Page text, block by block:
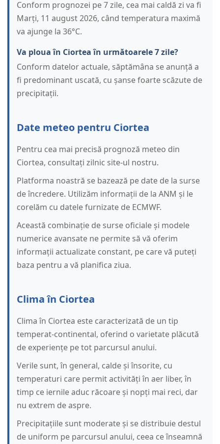
Conform prognozei pe 7 zile, cea mai caldă zi va fi
Marți, 11 august 2026, când temperatura maximă
va ajunge la 36°C.
Va ploua în Ciortea în următoarele 7 zile?
Conform datelor actuale, săptămâna se anunță a
fi predominant uscată, cu șanse foarte scăzute de
precipitații.
Date meteo pentru Ciortea
Pentru cea mai precisă prognoză meteo din
Ciortea, consultați zilnic site-ul nostru.
Platforma noastră se bazează pe date de la surse
de încredere. Utilizăm informații de la ANM și le
corelăm cu datele furnizate de ECMWF.
Această combinație de surse oficiale și modele
numerice avansate ne permite să vă oferim
informații actualizate constant, pe care vă puteți
baza pentru a vă planifica ziua.
Clima în Ciortea
Clima în Ciortea este caracterizată de un tip
temperat-continental, oferind o varietate plăcută
de experiențe pe tot parcursul anului.
Verile sunt, în general, calde și însorite, cu
temperaturi care permit activități în aer liber, în
timp ce iernile aduc răcoare și nopți mai reci, dar
nu extrem de aspre.
Precipitațiile sunt moderate și se distribuie destul
de uniform pe parcursul anului, ceea ce înseamnă